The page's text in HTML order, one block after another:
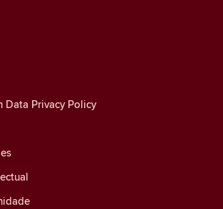
Data Privacy Policy